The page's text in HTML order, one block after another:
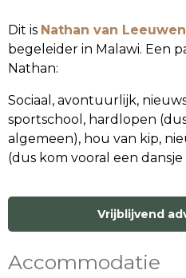
Dit is Nathan van Leeuwen
begeleider in Malawi. Een
Nathan:
Sociaal, avontuurlijk,
sportschool, hardlopen
algemeen), hou van kip,
(dus kom vooral een
Vrijblijvend
Accommodatie